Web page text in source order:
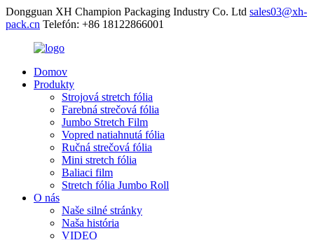
Dongguan XH Champion Packaging Industry Co. Ltd sales03@xh-
pack.cn Telefón: +86 18122866001
Domov
Produkty
Strojová stretch fólia
Farebná strečová fólia
Jumbo Stretch Film
Vopred natiahnutá fólia
Ručná strečová fólia
Mini stretch fólia
Baliaci film
Stretch fólia Jumbo Roll
O nás
Naše silné stránky
Naša história
VIDEO